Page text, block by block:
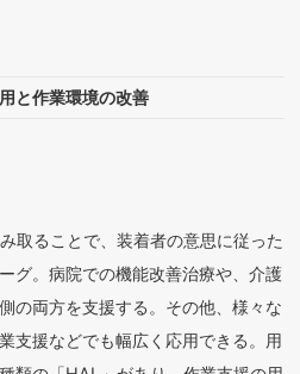
と作業環境の改善
取ることで、装着者の意思に従った
グ。病院での機能改善治療や、介護
の両方を支援する。その他、様々な
支援などでも幅広く応用できる。用